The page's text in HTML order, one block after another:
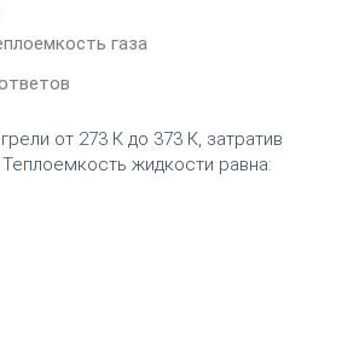
газа
от 273 К до 373 К, затратив
жидкости равна: